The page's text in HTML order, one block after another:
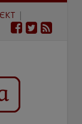
|